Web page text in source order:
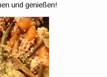
und genießen!